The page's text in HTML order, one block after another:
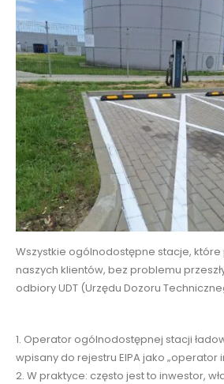
Wszystkie ogólnodostępne stacje,
naszych klientów, bez problemu
odbiory UDT (Urzędu Dozoru
1. Operator ogólnodostępnej stacji
wpisany do rejestru EIPA jako „operator
2. W praktyce: często jest to inwestor,